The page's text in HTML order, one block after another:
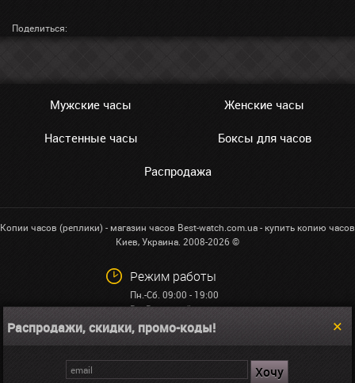
Поделиться:
Мужские часы Женские часы
Настенные часы Боксы для часов
Распродажа
Копии часов (реплики) - магазин часов Best-watch.com.ua - купить копию часов
Киев, Украина. 2008-2026 ©
Режим работы
Пн.-Сб. 09:00 - 19:00
Вс: Выходной
+38 (068)591-32-23
info@best-watch.com.ua
Распродажи, скидки, промо-коды!